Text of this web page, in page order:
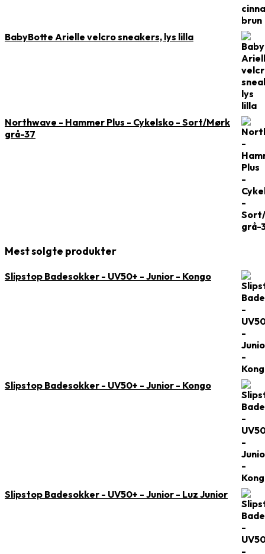
BabyBotte Arielle velcro sneakers, lys lilla
Northwave - Hammer Plus - Cykelsko - Sort/Mørk
grå-37
Mest solgte produkter
Slipstop Badesokker - UV50+ - Junior - Kongo
Slipstop Badesokker - UV50+ - Junior - Kongo
Slipstop Badesokker - UV50+ - Junior - Luz Junior